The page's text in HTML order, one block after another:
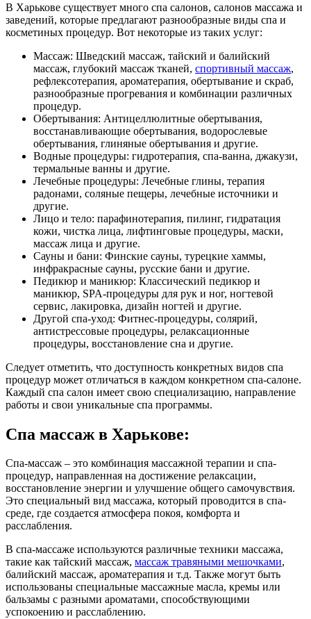
В Харькове существует много спа салонов, салонов массажа и
заведений, которые предлагают разнообразные виды спа и
косметиных процедур. Вот некоторые из таких услуг:
Массаж: Шведский массаж, тайский и балийский
массаж, глубокий массаж тканей, спортивный массаж,
рефлексотерапия, ароматерапия, обертывание и скраб,
разнообразные прогревания и комбинации различных
процедур.
Обертывания: Антицеллюлитные обертывания,
восстанавливающие обертывания, водорослевые
обертывания, глиняные обертывания и другие.
Водные процедуры: гидротерапия, спа-ванна, джакузи,
термальные ванны и другие.
Лечебные процедуры: Лечебные глины, терапия
радонами, соляные пещеры, лечебные источники и
другие.
Лицо и тело: парафинотерапия, пилинг, гидратация
кожи, чистка лица, лифтинговые процедуры, маски,
массаж лица и другие.
Сауны и бани: Финские сауны, турецкие хаммы,
инфракрасные сауны, русские бани и другие.
Педикюр и маникюр: Классический педикюр и
маникюр, SPA-процедуры для рук и ног, ногтевой
сервис, лакировка, дизайн ногтей и другие.
Другой спа-уход: Фитнес-процедуры, солярий,
антистрессовые процедуры, релаксационные
процедуры, восстановление сна и другие.
Следует отметить, что доступность конкретных видов спа
процедур может отличаться в каждом конкретном спа-салоне.
Каждый спа салон имеет свою специализацию, направление
работы и свои уникальные спа программы.
Спа массаж в Харькове:
Спа-массаж – это комбинация массажной терапии и спа-
процедур, направленная на достижение релаксации,
восстановление энергии и улучшение общего самочувствия.
Это специальный вид массажа, который проводится в спа-
среде, где создается атмосфера покоя, комфорта и
расслабления.
В спа-массаже используются различные техники массажа,
такие как тайский массаж, массаж травяными мешочками,
балийский массаж, ароматерапия и т.д. Также могут быть
использованы специальные массажные масла, кремы или
бальзамы с разными ароматами, способствующими
успокоению и расслаблению.